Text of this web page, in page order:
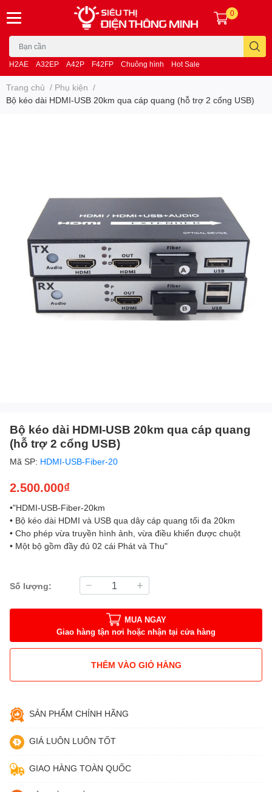
H2AE A32EP A42P F42FP Chuông hình Hot Sale
0
Trang chủ / Phụ kiện /
Bộ kéo dài HDMI-USB 20km qua cáp quang (hỗ trợ 2 cổng USB)
Bộ kéo dài HDMI-USB 20km qua cáp quang
(hỗ trợ 2 cổng USB)
Mã SP: HDMI-USB-Fiber-20
2.500.000₫
•"HDMI-USB-Fiber-20km
• Bộ kéo dài HDMI và USB qua dây cáp quang tối đa 20km
• Cho phép vừa truyền hình ảnh, vừa điều khiển được chuột
• Một bộ gồm đầy đủ 02 cái Phát và Thu"
Số lượng:
MUA NGAY
Giao hàng tận nơi hoặc nhận tại cửa hàng
THÊM VÀO GIỎ HÀNG
SẢN PHẨM CHÍNH HÃNG
GIÁ LUÔN LUÔN TỐT
GIAO HÀNG TOÀN QUỐC